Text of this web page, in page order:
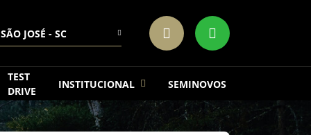
SÃO JOSÉ - SC
TEST
DRIVE
INSTITUCIONAL SEMINOVOS